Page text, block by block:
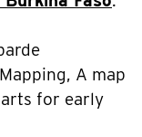
A map
for early